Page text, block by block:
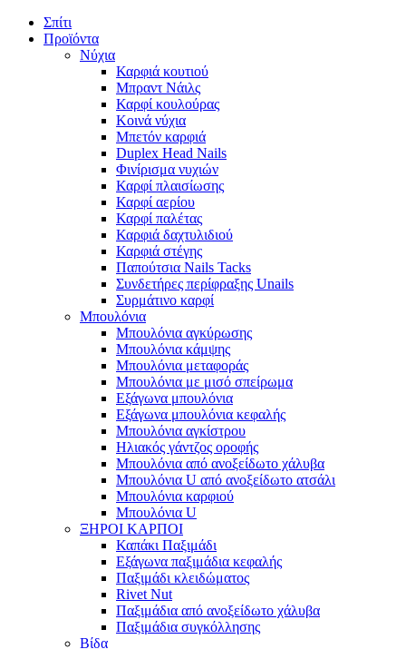
Σπίτι
Προϊόντα
Νύχια
Καρφιά κουτιού
Μπραντ Νάιλς
Καρφί κουλούρας
Κοινά νύχια
Μπετόν καρφιά
Duplex Head Nails
Φινίρισμα νυχιών
Καρφί πλαισίωσης
Καρφί αερίου
Καρφί παλέτας
Καρφιά δαχτυλιδιού
Καρφιά στέγης
Παπούτσια Nails Tacks
Συνδετήρες περίφραξης Unails
Συρμάτινο καρφί
Μπουλόνια
Μπουλόνια αγκύρωσης
Μπουλόνια κάμψης
Μπουλόνια μεταφοράς
Μπουλόνια με μισό σπείρωμα
Εξάγωνα μπουλόνια
Εξάγωνα μπουλόνια κεφαλής
Μπουλόνια αγκίστρου
Ηλιακός γάντζος οροφής
Μπουλόνια από ανοξείδωτο χάλυβα
Μπουλόνια U από ανοξείδωτο ατσάλι
Μπουλόνια καρφιού
Μπουλόνια U
ΞΗΡΟΙ ΚΑΡΠΟΙ
Καπάκι Παξιμάδι
Εξάγωνα παξιμάδια κεφαλής
Παξιμάδι κλειδώματος
Rivet Nut
Παξιμάδια από ανοξείδωτο χάλυβα
Παξιμάδια συγκόλλησης
Βίδα